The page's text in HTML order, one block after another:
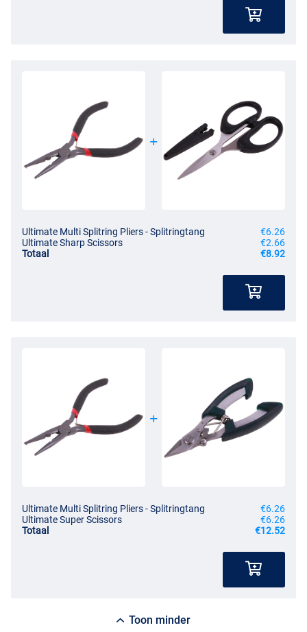
Ultimate Multi Splitring Pliers - Splitringtang
€6.26
Ultimate Sharp Scissors
€2.66
Totaal
€8.92
Ultimate Multi Splitring Pliers - Splitringtang
€6.26
Ultimate Super Scissors
€6.26
Totaal
€12.52
Toon minder